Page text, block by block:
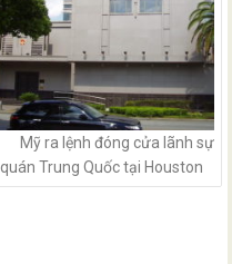
Mỹ ra lệnh đóng cửa lãnh sự
quán Trung Quốc tại Houston